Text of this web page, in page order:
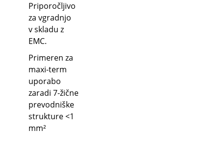
Priporočljivo
za vgradnjo
v skladu z
EMC.
Primeren za
maxi-term
uporabo
zaradi 7-žične
prevodniške
strukture <1
mm²